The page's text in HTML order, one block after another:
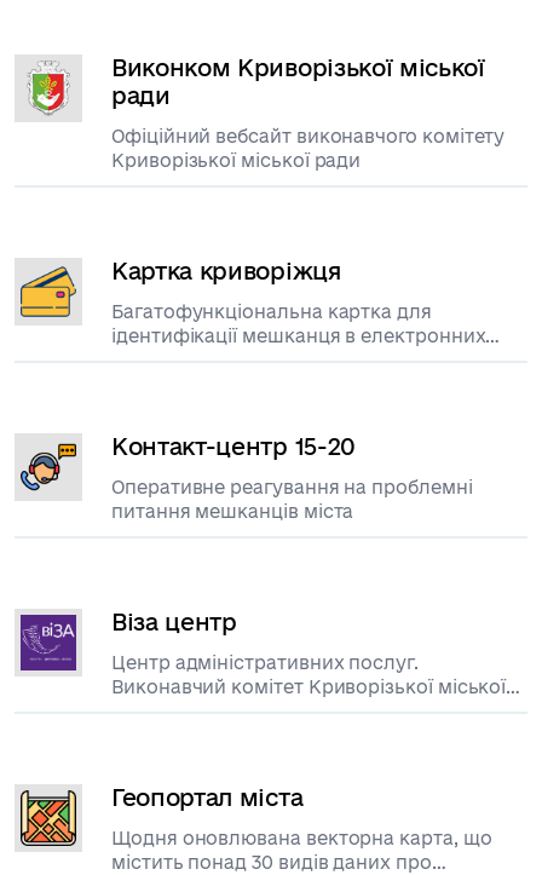
Виконком Криворізької міської
ради
Офіційний вебсайт виконавчого комітету
Криворізької міської ради
Картка криворіжця
Багатофункціональна картка для
ідентифікації мешканця в електронних
сервісах міста
Контакт-центр 15-20
Оперативне реагування на проблемні
питання мешканців міста
Віза центр
Центр адміністративних послуг.
Виконавчий комітет Криворізької міської
ради
Геопортал міста
Щодня оновлювана векторна карта, що
містить понад 30 видів даних про